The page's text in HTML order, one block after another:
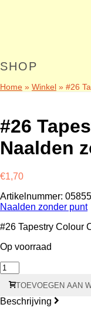
SHOP
Home » Winkel » #26
#26
Naalden
€1,70
Artikelnummer:
Naalden zonder punt
#26 Tapestry Colour
Op voorraad
#26
Tapestry
Naalden
zonder
TOEVOEGEN AAN
Beschrijving